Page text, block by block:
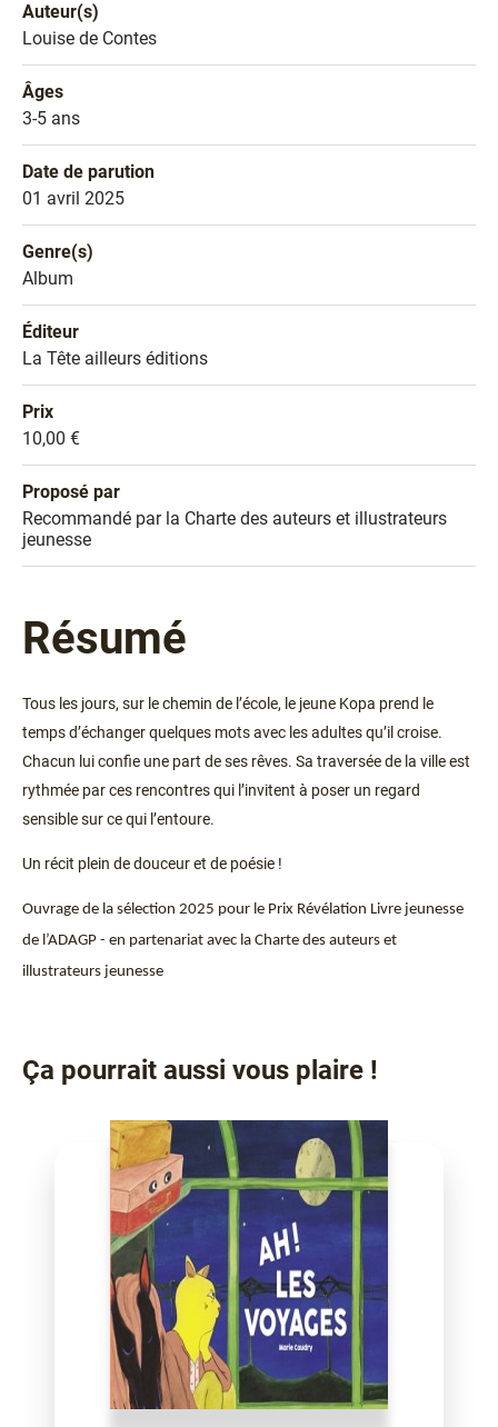
Facebook
!
Auteur(s)
Nom de l'auteur
Louise de Contes
Âges
Âges
3-5 ans
Date de parution
Date de parution
01 avril 2025
Genre(s)
Genre littéraire
Album
Éditeur
Éditeur
La Tête ailleurs éditions
Prix
Prix
10,00 €
Proposé par
Sélection
Recommandé par la Charte des auteurs et illustrateurs
jeunesse
Résumé
Tous les jours, sur le chemin de l’école, le jeune Kopa prend le
temps d’échanger quelques mots avec les adultes qu’il croise.
Chacun lui confie une part de ses rêves. Sa traversée de la ville est
rythmée par ces rencontres qui l’invitent à poser un regard
sensible sur ce qui l’entoure.
Un récit plein de douceur et de poésie !
Ouvrage de la sélection 2025 pour le Prix Révélation Livre jeunesse
de l’ADAGP - en partenariat avec la Charte des auteurs et
illustrateurs jeunesse
Ça pourrait aussi vous plaire !